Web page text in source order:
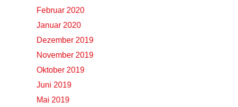
Februar 2020
Januar 2020
Dezember 2019
November 2019
Oktober 2019
Juni 2019
Mai 2019